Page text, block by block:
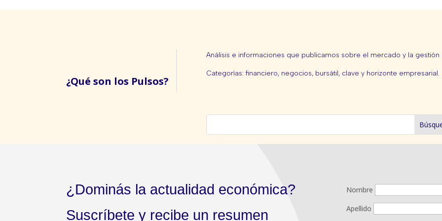
¿Qué son los Pulsos?
Análisis e informaciones que publicamos sobre el mercado y la gestión
Categorías: financiero, negocios, bursátil, clave y horizonte empresarial.
¿Dominás la actualidad económica?
Suscríbete y recibe un resumen
Nombre
Apellido